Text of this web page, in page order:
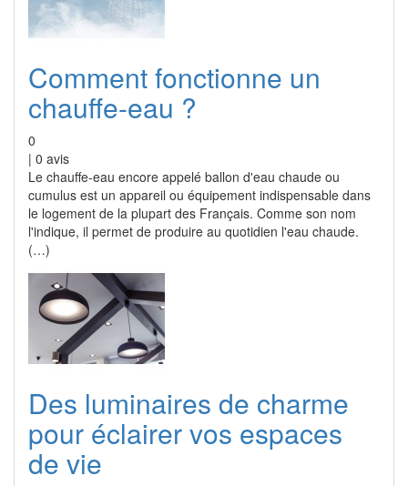
Comment fonctionne un
chauffe-eau ?
0
| 0 avis
Le chauffe-eau encore appelé ballon d'eau chaude ou
cumulus est un appareil ou équipement indispensable dans
le logement de la plupart des Français. Comme son nom
l'indique, il permet de produire au quotidien l'eau chaude.
(…)
Des luminaires de charme
pour éclairer vos espaces
de vie